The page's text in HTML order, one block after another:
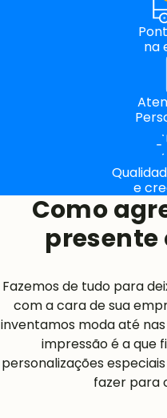
na
e
Como
Fazemos de tudo para
com a cara de sua
inventamos moda até
impressão é a que
personalizações
fazer para